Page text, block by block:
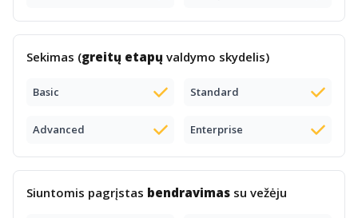
Sekimas (greitų etapų valdymo skydelis)
Basic Standard
Advanced Enterprise
Siuntomis pagrįstas bendravimas su vežėju